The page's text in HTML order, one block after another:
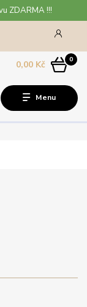
ZDARMA !!!
Menu
0
0,00 Kč